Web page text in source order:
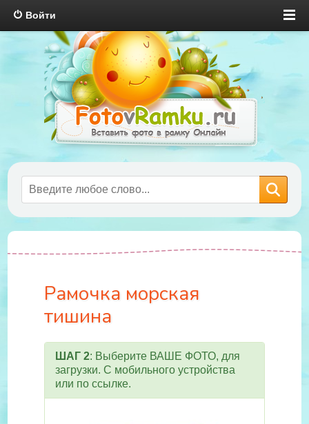
Войти
Рамочка морская
тишина
ШАГ 2: Выберите ВАШЕ ФОТО, для
загрузки. С мобильного устройства
или по ссылке.